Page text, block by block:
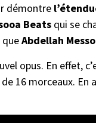
démontre
Beats qui se
queAbdellah
opus. En effet,
16 morceaux.